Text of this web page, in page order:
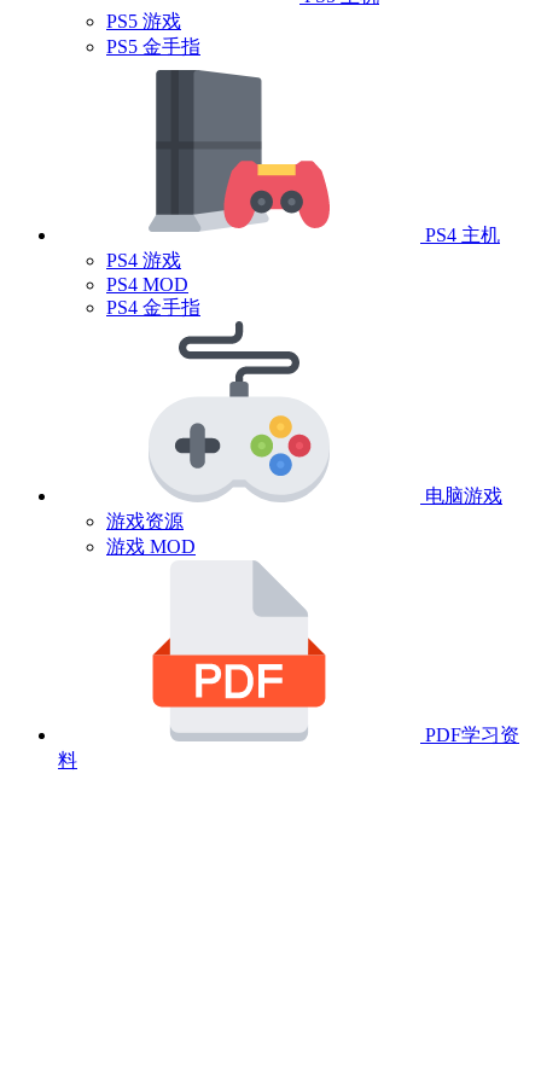
PS5 游戏
PS5 金手指
PS4 主机
PS4 游戏
PS4 MOD
PS4 金手指
电脑游戏
游戏资源
游戏 MOD
PDF学习资
料